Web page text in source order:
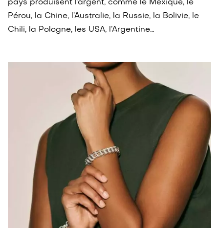
pays produisent l’argent, comme le Mexique, le
Pérou, la Chine, l’Australie, la Russie, la Bolivie, le
Chili, la Pologne, les USA, l’Argentine…